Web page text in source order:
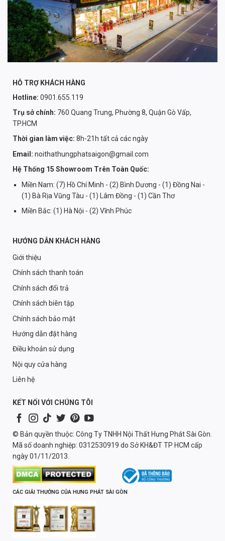
HỖ TRỢ KHÁCH HÀNG
Hotline: 0901.655.119
Trụ sở chính: 760 Quang Trung, Phường 8, Quận Gò Vấp,
TP.HCM
Thời gian làm việc: 8h-21h tất cả các ngày
Email: noithathungphatsaigon@gmail.com
Hệ Thống 15 Showroom Trên Toàn Quốc:
Miền Nam: (7) Hồ Chí Minh - (2) Bình Dương - (1) Đồng Nai -
(1) Bà Rịa Vũng Tàu - (1) Lâm Đồng - (1) Cần Thơ
Miền Bắc: (1) Hà Nội - (2) Vĩnh Phúc
HƯỚNG DẪN KHÁCH HÀNG
Giới thiệu
Chính sách thanh toán
Chính sách đổi trả
Chính sách biên tập
Chính sách bảo mật
Hướng dẫn đặt hàng
Điều khoản sử dụng
Nội quy cửa hàng
Liên hệ
KẾT NỐI VỚI CHÚNG TÔI
© Bản quyền thuộc: Công Ty TNHH Nội Thất Hưng Phát Sài Gòn.
Mã số doanh nghiệp: 0312530919 do Sở KH&ĐT TP HCM cấp
ngày 01/11/2013.
CÁC GIẢI THƯỞNG CỦA HƯNG PHÁT SÀI GÒN